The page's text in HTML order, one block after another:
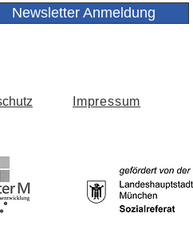
Newsletter Anmeldung
Impressum